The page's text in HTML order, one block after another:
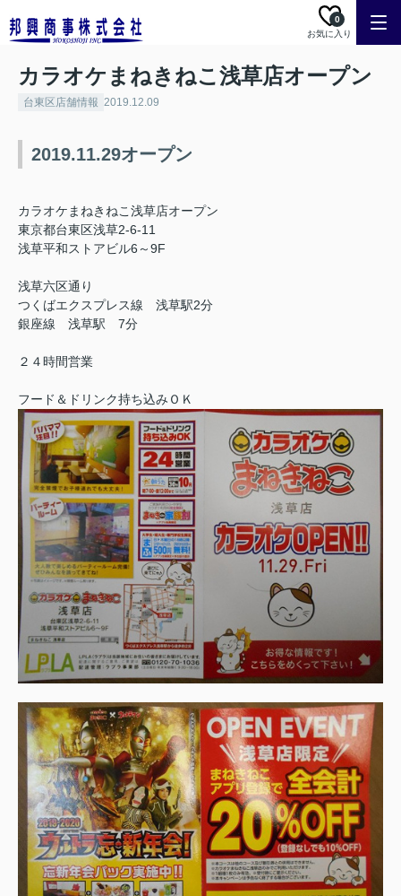
お気に入り
0
カラオケまねきねこ浅草店オープン
台東区店舗情報 2019.12.09
2019.11.29オープン
カラオケまねきねこ浅草店オープン
東京都台東区浅草2-6-11
浅草平和ストアビル6～9F
浅草六区通り
つくばエクスプレス線 浅草駅2分
銀座線 浅草駅 7分
２４時間営業
フード＆ドリンク持ち込みＯＫ